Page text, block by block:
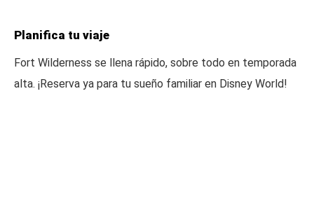
Planifica tu viaje
Fort Wilderness se llena rápido, sobre todo en temporada
alta. ¡Reserva ya para tu sueño familiar en Disney World!